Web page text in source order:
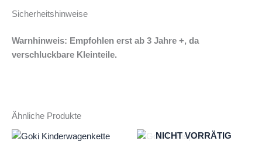
Sicherheitshinweise
Warnhinweis: Empfohlen erst ab 3 Jahre +, da
verschluckbare Kleinteile.
Ähnliche Produkte
NICHT VORRÄTIG